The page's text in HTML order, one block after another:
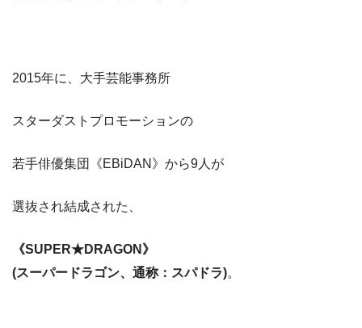
2015年に、大手芸能事務所
スターダストプロモーションの
若手俳優集団《EBiDAN》から9人が
選抜され結成された、
《SUPER★DRAGON》
(スーパードラゴン、通称：スパドラ)。